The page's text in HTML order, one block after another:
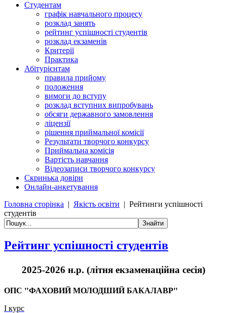
Студентам
графік навчального процесу
розклад занять
рейтинг успішності студентів
розклад екзаменів
Критерії
Практика
Абітурієнтам
правила прийому
положення
вимоги до вступу
розклад вступних випробувань
обсяги державного замовлення
ліцензії
рішення приймальної комісії
Результати творчого конкурсу
Приймальна комісія
Вартість навчання
Відеозаписи творчого конкурсу
Скринька довіри
Онлайн-анкетування
Головна сторінка | Якість освіти | Рейтинги успішності
студентів
Рейтинг успішності студентів
2025-2026 н.р. (літня екзаменаційна сесія)
ОПС "ФАХОВИЙ МОЛОДШИЙ БАКАЛАВР"
І курс